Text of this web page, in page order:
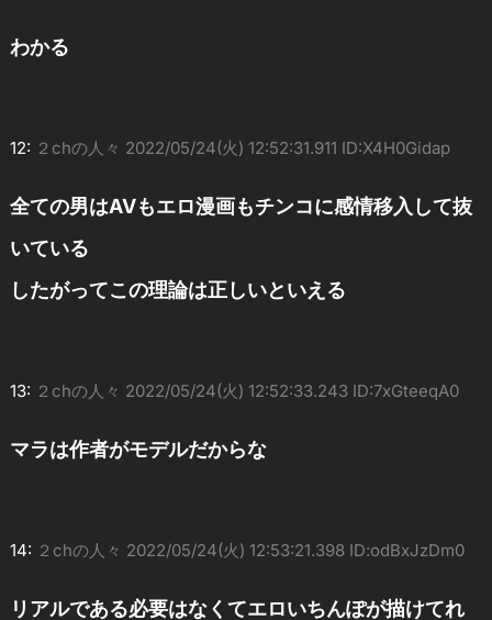
わかる
12: ２chの人々 2022/05/24(火) 12:52:31.911 ID:X4H0Gidap
全ての男はAVもエロ漫画もチンコに感情移入して抜
いている
したがってこの理論は正しいといえる
13: ２chの人々 2022/05/24(火) 12:52:33.243 ID:7xGteeqA0
マラは作者がモデルだからな
14: ２chの人々 2022/05/24(火) 12:53:21.398 ID:odBxJzDm0
リアルである必要はなくてエロいちんぽが描けてれ